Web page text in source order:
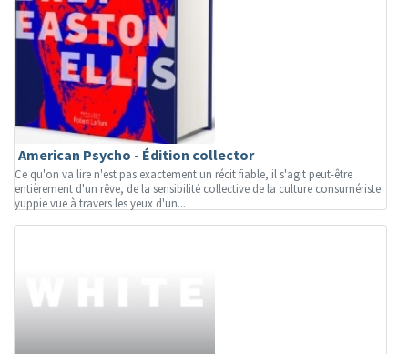
American Psycho - Édition collector
Ce qu'on va lire n'est pas exactement un récit fiable, il s'agit peut-être
entièrement d'un rêve, de la sensibilité collective de la culture consumériste
yuppie vue à travers les yeux d'un...